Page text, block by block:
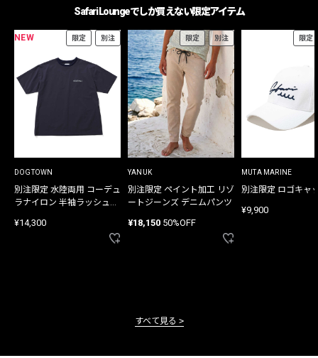
Safari Loungeでしか買えない限定アイテム
NEW 限定 別注
DOGTOWN
別注限定 水陸両用 コーデュ
ラナイロン 半袖ラッシュガ
¥14,300
限定 別注
YANUK
別注限定 ペイント加工 リゾ
ートジーンズ デニムパンツ
¥18,150 50%OFF
限定
MUTA MARINE
別注限定 ロゴキャ
¥9,900
すべて見る